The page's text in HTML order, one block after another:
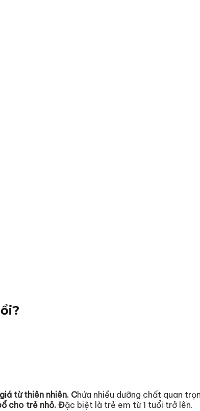
từ thiên nhiên. Chứa nhiều dưỡng chất quan
cho trẻ nhỏ. Đặc biệt là trẻ em từ 1 tuổi trở lên.